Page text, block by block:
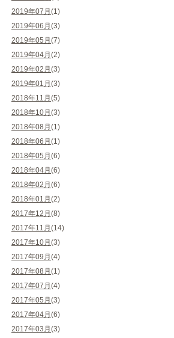
2019年07月(1)
2019年06月(3)
2019年05月(7)
2019年04月(2)
2019年02月(3)
2019年01月(3)
2018年11月(5)
2018年10月(3)
2018年08月(1)
2018年06月(1)
2018年05月(6)
2018年04月(6)
2018年02月(6)
2018年01月(2)
2017年12月(8)
2017年11月(14)
2017年10月(3)
2017年09月(4)
2017年08月(1)
2017年07月(4)
2017年05月(3)
2017年04月(6)
2017年03月(3)